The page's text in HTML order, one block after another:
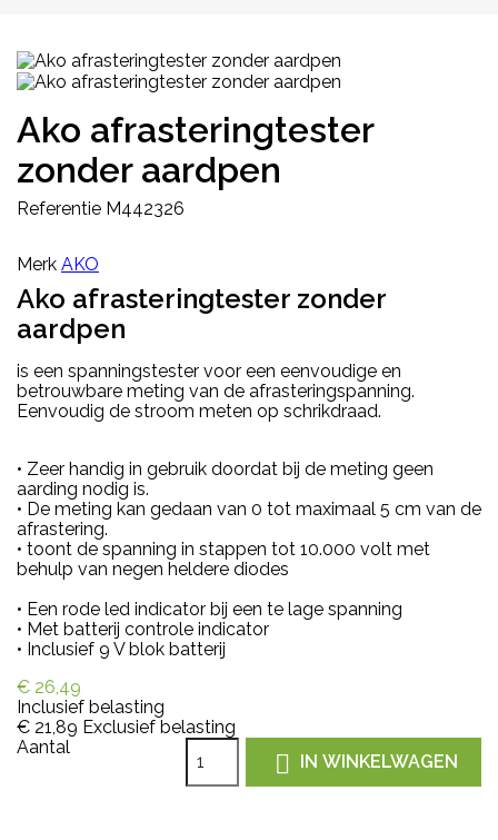
Ako afrasteringtester
zonder aardpen
Referentie M442326
Merk AKO
Ako afrasteringtester zonder
aardpen
is een spanningstester voor een eenvoudige en
betrouwbare meting van de afrasteringspanning.
Eenvoudig de stroom meten op schrikdraad.
• Zeer handig in gebruik doordat bij de meting geen
aarding nodig is.
• De meting kan gedaan van 0 tot maximaal 5 cm van de
afrastering.
• toont de spanning in stappen tot 10.000 volt met
behulp van negen heldere diodes
• Een rode led indicator bij een te lage spanning
• Met batterij controle indicator
• Inclusief 9 V blok batterij
€ 26,49
Inclusief belasting
€ 21,89 Exclusief belasting
Aantal
 IN WINKELWAGEN